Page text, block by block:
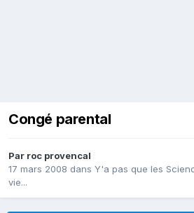
Congé parental
Par roc provencal
17 mars 2008 dans Y'a pas que les
vie...